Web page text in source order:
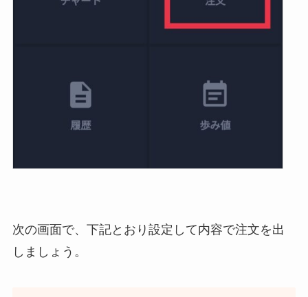
次の画面で、下記とおり設定して内容で注文を出
しましょう。